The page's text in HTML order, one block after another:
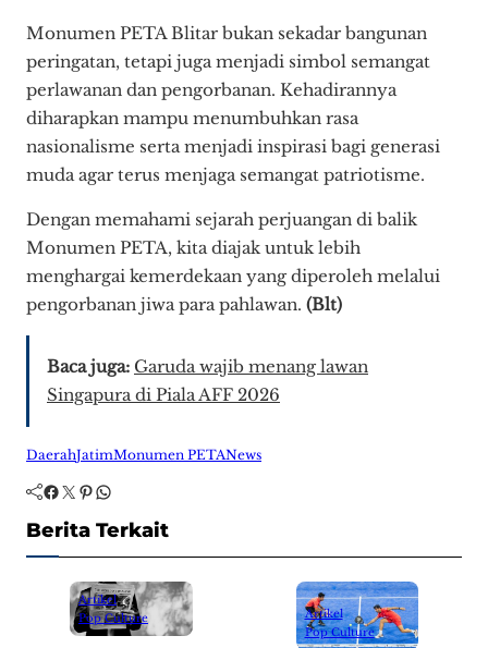
Monumen PETA Blitar bukan sekadar bangunan
peringatan, tetapi juga menjadi simbol semangat
perlawanan dan pengorbanan. Kehadirannya
diharapkan mampu menumbuhkan rasa
nasionalisme serta menjadi inspirasi bagi generasi
muda agar terus menjaga semangat patriotisme.
Dengan memahami sejarah perjuangan di balik
Monumen PETA, kita diajak untuk lebih
menghargai kemerdekaan yang diperoleh melalui
pengorbanan jiwa para pahlawan. (Blt)
Baca juga: Garuda wajib menang lawan
Singapura di Piala AFF 2026
DaerahJatimMonumen PETANews
Facebook Twitter Pinterest WhatsApp
Berita Terkait
Artikel
Pop Culture
Artikel
Pop Culture